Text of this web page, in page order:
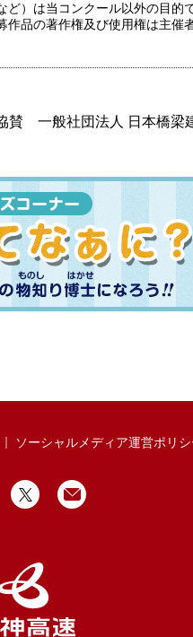
）は当コンクール以外の目的
品の著作権及び使用権は主催
賛 一般社団法人 日本橋梁
ソーシャルメディア運営ポリシ